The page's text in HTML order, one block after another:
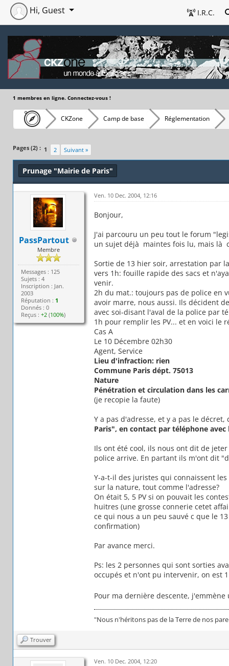
I.R.C.
Hi, Guest
1 membres en ligne. Connectez-vous !
CKZone Camp de base Réglementation
Pages (2) : 1 2 Suivant »
Prunage "Mairie de Paris"
PassPartout
Membre
Messages : 125
Sujets : 4
Inscription : Jan.
2003
Réputation : 1
Donnés : 0
Reçus :+2 (100%)
Ven. 10 Dec. 2004, 12:16
Bonjour,
J'ai parcouru un peu tout le forum
un sujet déjà maintes fois lu, mais là
Sortie de 13 hier soir, arrestation par
vers 1h: fouille rapide des sacs et
venir.
2h du mat.: toujours pas de police en
avoir marre, nous aussi. Ils décident
avec soi-disant l'aval de la police par
1h pour remplir les PV... et en voici le
Cas A
Le 10 Décembre 02h30
Agent, Service
Lieu d'infraction: rien
Commune Paris dépt. 75013
Nature
Pénétration et circulation dans les
(je recopie la faute)
Y a pas d'adresse, et y a pas le
Paris", en contact par téléphone avec
Ils ont été cool, ils nous ont dit de
police arrive. En partant ils m'ont dit
Y-a-t-il des juristes qui connaissent
sur la nature, tout comme l'adresse?
On était 5, 5 PV si on pouvait les
huitres (une grosse connerie cetet
ce qui nous a un peu sauvé c que le
confirmation)
Par avance merci.
Ps: les 2 personnes qui sont sorties
occupés et n'ont pu intervenir, on est
Pour ma dernière descente,
"Nous n'héritons pas de la Terre de nos
Trouver
Ven. 10 Dec. 2004, 12:20